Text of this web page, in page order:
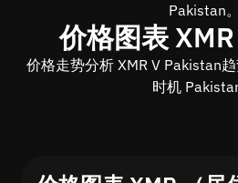
Pakistan。
价格图表 XMR
价格走势分析 XMR V Pakistan
时机 Pakistan